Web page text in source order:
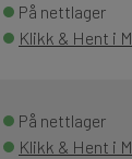
På nettlager
Klikk & Hent i
På nettlager
Klikk & Hent i